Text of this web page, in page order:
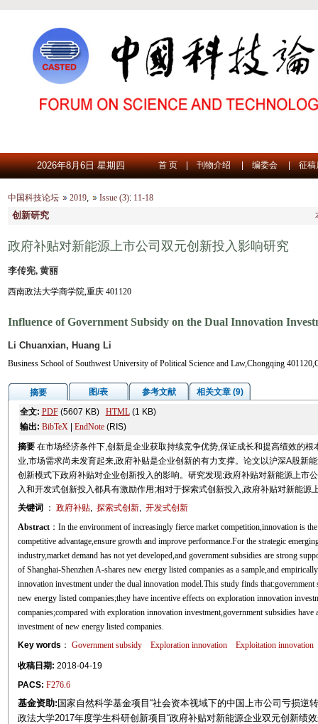
2026年8月6日 星期四 首 页 | 刊物介绍 | 编委会 | 征稿
中国科技论坛 2019, Issue (3):11-18
创新研究
政府补贴对新能源上市公司双元创新投入影响研究
李传宪, 黄丽
西南政法大学商学院,重庆 401120
Influence of Government Subsidy on the Dual Innovation
Li Chuanxian, Huang Li
Business School of Southwest University of Political Science and Law,Chongqing
摘要 图/表 参考文献
相关文章 (9)
全文: PDF(5607 KB) HTML(1 KB)
输出: BibTeX| EndNote(RIS)
摘要 在市场经济条件下,创新是企业获取持续竞争优势,保证成长和提高绩效的
业,市场需求尚未发育起来,政府补贴是企业创新的有力支撑。论文以沪深A股
创新模式下政府补贴对企业创新投入的影响。研究发现:政府补贴对新能源上市
入和开发式创新投入都具有激励作用;相对于探索式创新投入,政府补贴对新能源
关键词
： 政府补贴, 探索式创新, 开发式创新
Abstract：In the environment of increasingly fierce market competition,innovation is
competitive advantage,ensure growth and improve performance.For the strategic
industry,market demand has not yet developed,and government subsidies are strong
of Shanghai-Shenzhen A-shares new energy listed companies as a sample,and
innovation investment under the dual innovation model.This study finds
new energy listed companies;they have incentive effects on exploration innovation
companies;compared with exploration innovation investment,government subsidies
investment of new energy listed companies.
Key words ： Government subsidy Exploration innovation Exploitation innovation
收稿日期: 2018-04-19
PACS: F276.6
基金资助: 国家自然科学基金项目“社会资本视域下的中国上市公司亏损逆
政法大学2017年度学生科研创新项目“政府补贴对新能源企业双元创新绩